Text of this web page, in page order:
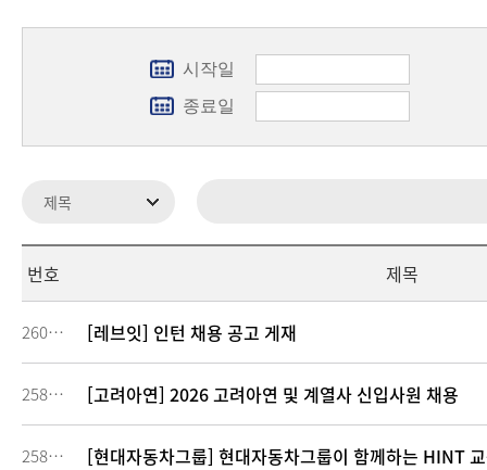
시작일
종료일
번호 제목
260877 [레브잇] 인턴 채용 공고 게재
258951 [고려아연] 2026 고려아연 및 계열사 신입사원 채용
258090 [현대자동차그룹] 현대자동차그룹이 함께하는 HINT